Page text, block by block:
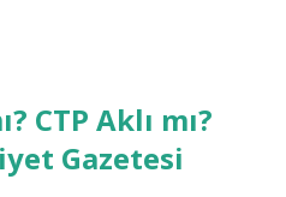
(GKRY) arasındaki
için önemli olan bu iki
CTP Aklı mı?
Gazetesi